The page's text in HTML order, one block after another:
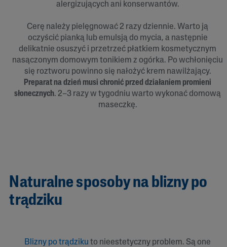
alergizujących ani konserwantów.
Cerę należy pielęgnować 2 razy dziennie. Warto ją
oczyścić pianką lub emulsją do mycia, a następnie
delikatnie osuszyć i przetrzeć płatkiem kosmetycznym
nasączonym domowym tonikiem z ogórka. Po wchłonięciu
się roztworu powinno się nałożyć krem nawilżający.
Preparat na dzień musi chronić przed działaniem promieni
słonecznych. 2–3 razy w tygodniu warto wykonać domową
maseczkę.
Naturalne sposoby na blizny po
trądziku
Blizny po trądziku to nieestetyczny problem. Są one